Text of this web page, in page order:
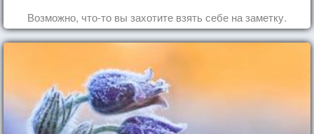
Возможно, что-то вы захотите взять себе на заметку.